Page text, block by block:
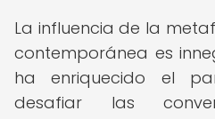
La influencia de la
contemporánea es
ha enriquecido el
desafiar las